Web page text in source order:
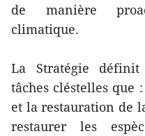
de manière
climatique.
La Stratégie
tâches cléstelles que
et la restauration de
restaurer les